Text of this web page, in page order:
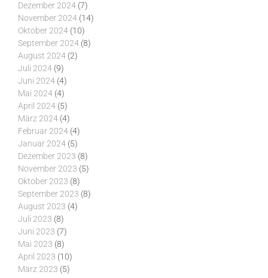
Dezember 2024 (7)
November 2024 (14)
Oktober 2024 (10)
September 2024 (8)
August 2024 (2)
Juli 2024 (9)
Juni 2024 (4)
Mai 2024 (4)
April 2024 (5)
März 2024 (4)
Februar 2024 (4)
Januar 2024 (5)
Dezember 2023 (8)
November 2023 (5)
Oktober 2023 (8)
September 2023 (8)
August 2023 (4)
Juli 2023 (8)
Juni 2023 (7)
Mai 2023 (8)
April 2023 (10)
März 2023 (5)